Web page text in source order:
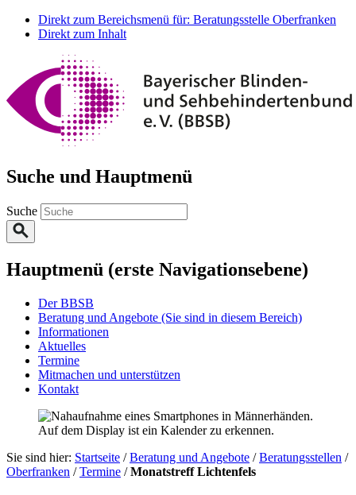
Direkt zum Bereichsmenü für: Beratungsstelle Oberfranken
Direkt zum Inhalt
Suche und Hauptmenü
Suche
Hauptmenü (erste Navigationsebene)
Der BBSB
Beratung und Angebote (Sie sind in diesem Bereich)
Informationen
Aktuelles
Termine
Mitmachen und unterstützen
Kontakt
Sie sind hier: Startseite /Beratung und Angebote /Beratungsstellen /
Oberfranken /Termine /Monatstreff Lichtenfels